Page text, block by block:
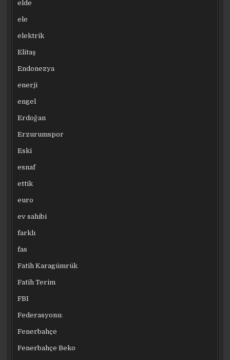
elde
ele
elektrik
Elitaş
Endonezya
enerji
engel
Erdoğan
Erzurumspor
Eski
esnaf
ettik
euro
ev sahibi
farklı
fas
Fatih Karagümrük
Fatih Terim
FBI
Federasyonu:
Fenerbahçe
Fenerbahçe Beko